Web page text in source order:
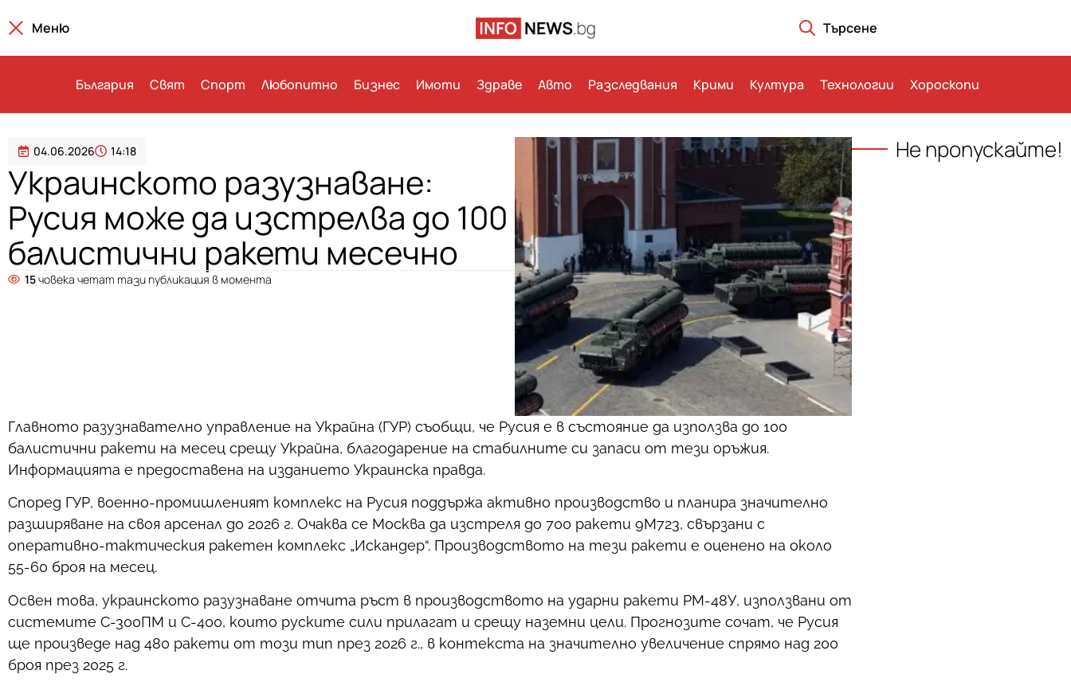
Меню Търсене
България Свят Спорт Любопитно Бизнес Имоти Здраве Авто Разследвания Крими Култура Технологии Хороскопи
04.06.2026 14:18
Украинското разузнаване:
Русия може да изстрелва до 100
балистични ракети месечно
15човека четат тази публикация в момента
Главното разузнавателно управление на Украйна (ГУР) съобщи, че Русия е в състояние да използва до 100
балистични ракети на месец срещу Украйна, благодарение на стабилните си запаси от тези оръжия.
Информацията е предоставена на изданието Украинска правда.
Според ГУР, военно-промишленият комплекс на Русия поддържа активно производство и планира значително
разширяване на своя арсенал до 2026 г. Очаква се Москва да изстреля до 700 ракети 9М723, свързани с
оперативно-тактическия ракетен комплекс „Искандер“. Производството на тези ракети е оценено на около
55-60 броя на месец.
Освен това, украинското разузнаване отчита ръст в производството на ударни ракети РМ-48У, използвани от
системите С-300ПМ и С-400, които руските сили прилагат и срещу наземни цели. Прогнозите сочат, че Русия
ще произведе над 480 ракети от този тип през 2026 г., в контекста на значително увеличение спрямо над 200
броя през 2025 г.
Не пропускайте!